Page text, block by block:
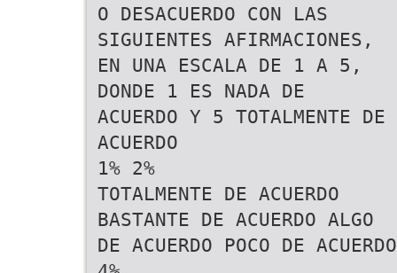
O DESACUERDO CON LAS
SIGUIENTES AFIRMACIONES,
EN UNA ESCALA DE 1 A 5,
DONDE 1 ES NADA DE
ACUERDO Y 5 TOTALMENTE DE
ACUERDO
1% 2%
TOTALMENTE DE ACUERDO
BASTANTE DE ACUERDO ALGO
DE ACUERDO POCO DE